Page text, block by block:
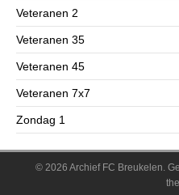
Veteranen 2
Veteranen 35
Veteranen 45
Veteranen 7x7
Zondag 1
© 2026 Archief FC Breukelen.